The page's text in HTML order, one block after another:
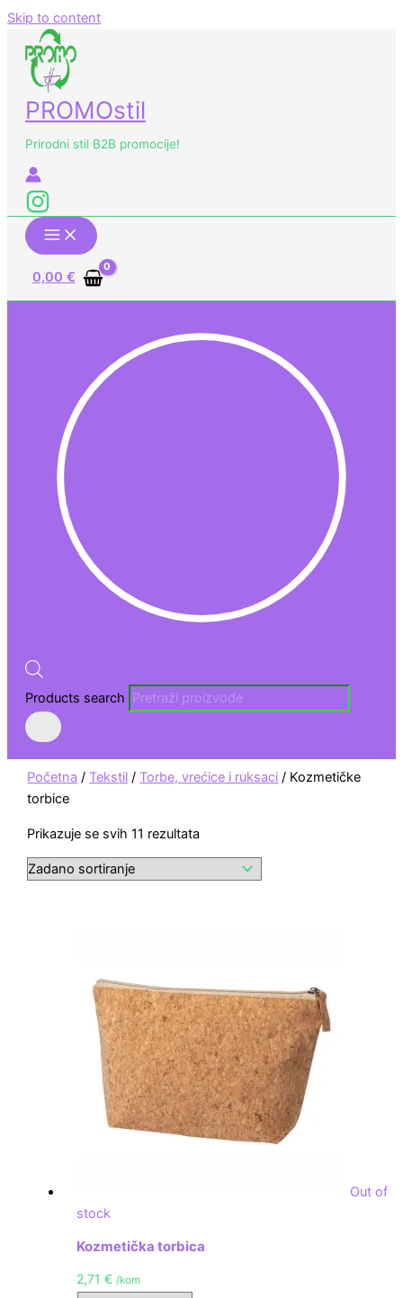
Skip to content
PROMOstil
Prirodni stil B2B promocije!
0,00 €
Products search
Početna /Tekstil /Torbe, vrećice i ruksaci / Kozmetičke
torbice
Prikazuje se svih 11 rezultata
Out of
stock
Kozmetička torbica
2,71€ /kom